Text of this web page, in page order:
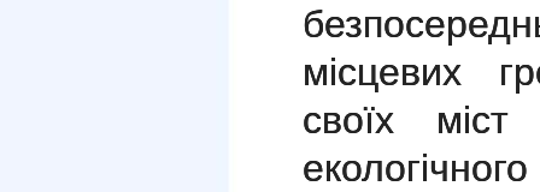
місцевих
своїх